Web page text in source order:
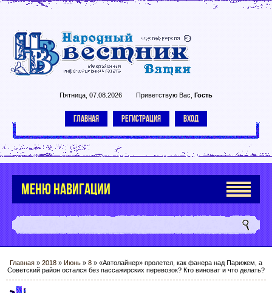
Пятница, 07.08.2026 Приветствую Вас Гость
ГЛАВНАЯ РЕГИСТРАЦИЯ ВХОД
МЕНЮ НАВИГАЦИИ
Главная » 2018 » Июнь » 8 » «Автолайнер» пролетел, как фанера над Парижем, а
Советский район остался без пассажирских перевозок? Кто виноват и что делать?